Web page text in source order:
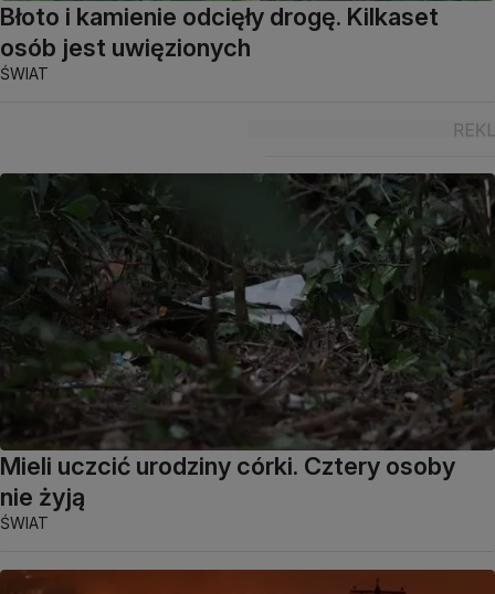
Błoto i kamienie odcięły drogę. Kilkaset
osób jest uwięzionych
ŚWIAT
Mieli uczcić urodziny córki. Cztery osoby
nie żyją
ŚWIAT